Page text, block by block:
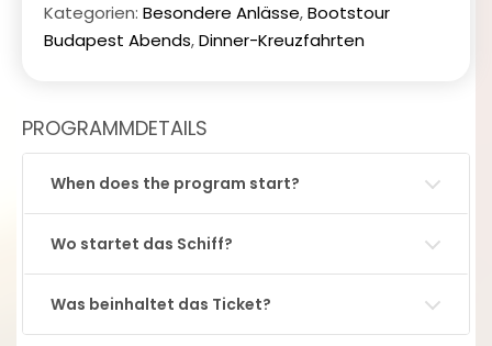
Menge
Kategorien: Besondere Anlässe,Bootstour
Budapest Abends,Dinner-Kreuzfahrten
PROGRAMMDETAILS
When does the program start?
Wo startet das Schiff?
Was beinhaltet das Ticket?